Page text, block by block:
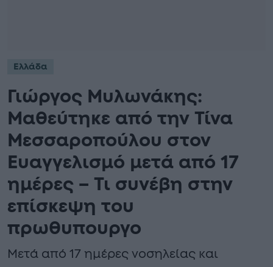
Ελλάδα
Γιώργος Μυλωνάκης:
Μαθεύτηκε από την Τίνα
Μεσσαροπούλου στον
Ευαγγελισμό μετά από 17
ημέρες – Τι συνέβη στην
επίσκεψη του
πρωθυπουργο
Μετά από 17 ημέρες νοσηλείας και